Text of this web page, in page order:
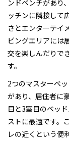
ンドベンチがあり
ッチンに隣接して
さとエンターテイ
ビングエリアには
交を楽しんだりで
す。
2つのマスターベ
があり、居住者に
目と3室目のベッ
ストに最適です。
レの近くという便